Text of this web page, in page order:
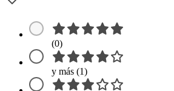
(0)
y más (1)